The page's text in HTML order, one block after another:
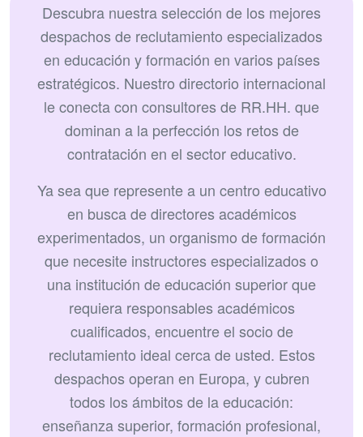
Descubra nuestra selección de los mejores
despachos de reclutamiento especializados
en educación y formación en varios países
estratégicos. Nuestro directorio internacional
le conecta con consultores de RR.​HH. que
dominan a la perfección los retos de
contratación en el sector educativo.
Ya sea que represente a un centro educativo
en busca de directores académicos
experimentados, un organismo de formación
que necesite instructores especializados o
una institución de educación superior que
requiera responsables académicos
cualificados, encuentre el socio de
reclutamiento ideal cerca de usted. Estos
despachos operan en Europa, y cubren
todos los ámbitos de la educación:
enseñanza superior, formación profesional,